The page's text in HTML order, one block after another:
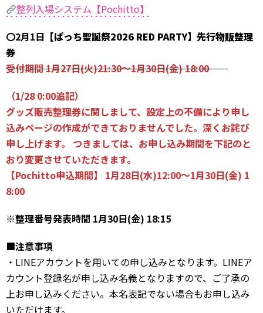
整列入場システム【Pochitto】
〇2月1日 【ぱっち聖誕祭2026 RED PARTY】先行物販整理
券
受付期間 1月27日(火)21:30～1月30日(金) 18:00
（1/28 0:00追記）
グッズ販売整理券に関しまして、設定上の不備により申し
込みページの作成ができておりませんでした。深くお詫び
申し上げます。 つきましては、お申し込み期間を下記のと
おり変更させていただきます。
【Pochitto申込期間】 1月28日(水)12:00～1月30日(金) 1
8:00
※整理番号発表時間 1月30日(金) 18:15
■注意事項
・LINEアカウントを用いての申し込みとなります。LINEア
カウント登録名が申し込み名義となりますので、ご了承の
上お申し込みください。本名表記でない場合もお申し込み
いただけます。